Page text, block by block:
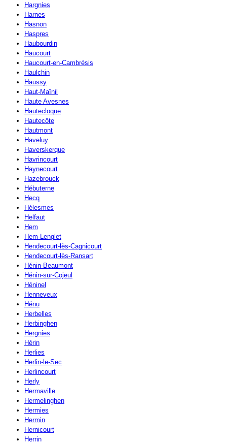
Hargnies
Harnes
Hasnon
Haspres
Haubourdin
Haucourt
Haucourt-en-Cambrésis
Haulchin
Haussy
Haut-Maînil
Haute Avesnes
Hautecloque
Hautecôte
Hautmont
Haveluy
Haverskerque
Havrincourt
Haynecourt
Hazebrouck
Hébuterne
Hecq
Hélesmes
Helfaut
Hem
Hem-Lenglet
Hendecourt-lès-Cagnicourt
Hendecourt-lès-Ransart
Hénin-Beaumont
Hénin-sur-Cojeul
Héninel
Henneveux
Hénu
Herbelles
Herbinghen
Hergnies
Hérin
Herlies
Herlin-le-Sec
Herlincourt
Herly
Hermaville
Hermelinghen
Hermies
Hermin
Hernicourt
Herrin